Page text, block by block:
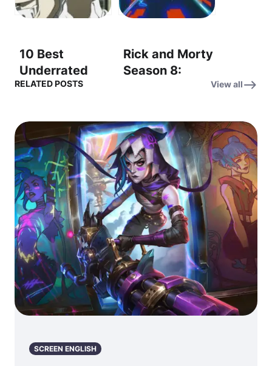
가족의 의미
Skywalker – 헤
워커로 돌아온
다!
10 Best
Underrated
Anime Series
Day – 하루 만에
정주행하기 좋은
숨겨진 명작 애니
10선: This
anime is
seriously
underrated. (이
애니는 진짜 과소
평가됐어.)
Rick and Morty
Season 8:
Morty. We
stick together.”
RELATED POSTS View all
SCREEN ENGLISH